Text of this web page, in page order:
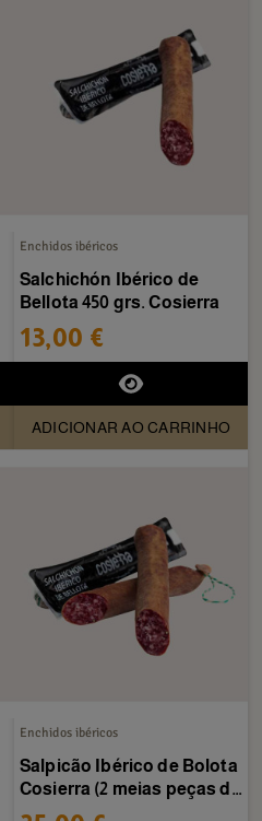
Enchidos ibéricos
Salchichón Ibérico de
Bellota 450 grs. Cosierra
13,00 €
ADICIONAR AO CARRINHO
Enchidos ibéricos
Salpicão Ibérico de Bolota
Cosierra (2 meias peças de
450g aprox)